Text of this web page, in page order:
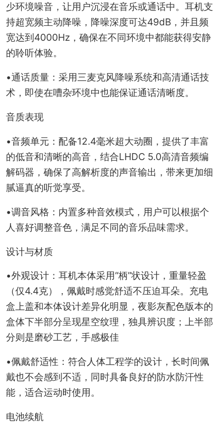
少环境噪音，让用户沉浸在音乐或通话中。耳机支
持超宽频主动降噪，降噪深度可达49dB，并且频
宽达到4000Hz，确保在不同环境中都能获得安静
的聆听体验。
•通话质量：采用三麦克风降噪系统和高清通话技
术，即使在嘈杂环境中也能保证通话清晰度。
音质表现
•音频单元：配备12.4毫米超大动圈，提供了丰富
的低音和清晰的高音，结合LHDC 5.0高清音频编
解码器，确保了高解析度的声音输出，带来更加细
腻逼真的听觉享受。
•调音风格：内置多种音效模式，用户可以根据个
人喜好调整音色，满足不同的音乐品味需求。
设计与材质
•外观设计：耳机本体采用“柄”状设计，重量轻盈
（仅4.4克），佩戴时感觉舒适不压迫耳朵。充电
盒上盖和本体设计差异化明显，夜影灰配色版本的
盒体下半部分呈现星空纹理，独具辨识度；上半部
分则是磨砂工艺，手感极佳
•佩戴舒适性：符合人体工程学的设计，长时间佩
戴也不会感到不适，同时具备良好的防水防汗性
能，适合运动时使用。
电池续航